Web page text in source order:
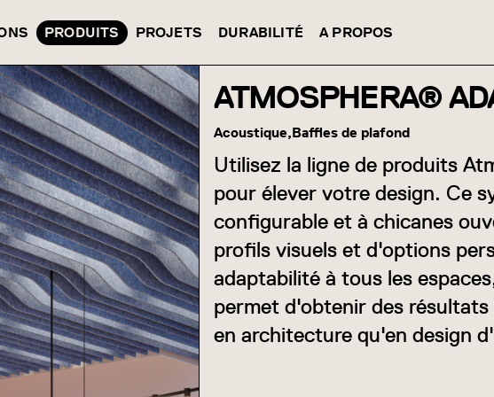
PRODUITS PROJETS DURABILITÉ A PROPOS
ATMOSPHERA®
Acoustique,Baffles de plafond
Utilisez la ligne de produits
pour élever votre design. Ce
configurable et à chicanes
profils visuels et d'options
adaptabilité à tous les
permet d'obtenir des
en architecture qu'en design